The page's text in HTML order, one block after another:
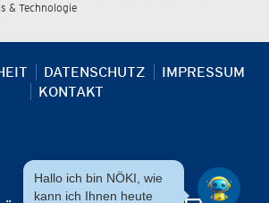
& Technologie
DATENSCHUTZ
IMPRESSUM
KONTAKT
Hallo ich bin NÖKI, wie
kann ich Ihnen heute